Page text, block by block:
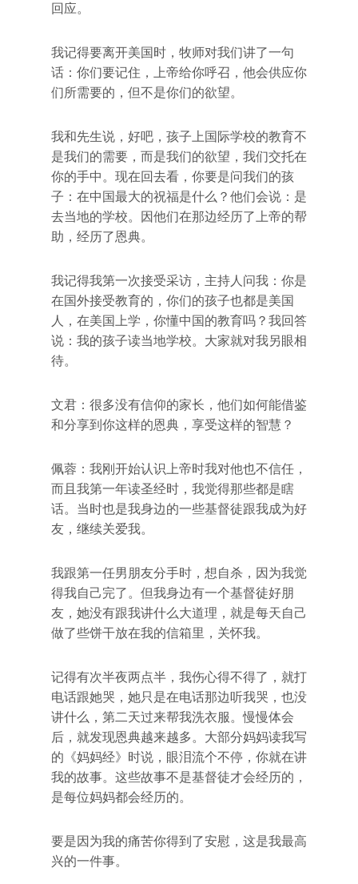
回应。
我记得要离开美国时，牧师对我们讲了一句
话：你们要记住，上帝给你呼召，他会供应你
们所需要的，但不是你们的欲望。
我和先生说，好吧，孩子上国际学校的教育不
是我们的需要，而是我们的欲望，我们交托在
你的手中。现在回去看，你要是问我们的孩
子：在中国最大的祝福是什么？他们会说：是
去当地的学校。因他们在那边经历了上帝的帮
助，经历了恩典。
我记得我第一次接受采访，主持人问我：你是
在国外接受教育的，你们的孩子也都是美国
人，在美国上学，你懂中国的教育吗？我回答
说：我的孩子读当地学校。大家就对我另眼相
待。
文君：很多没有信仰的家长，他们如何能借鉴
和分享到你这样的恩典，享受这样的智慧？
佩蓉：我刚开始认识上帝时我对他也不信任，
而且我第一年读圣经时，我觉得那些都是瞎
话。当时也是我身边的一些基督徒跟我成为好
友，继续关爱我。
我跟第一任男朋友分手时，想自杀，因为我觉
得我自己完了。但我身边有一个基督徒好朋
友，她没有跟我讲什么大道理，就是每天自己
做了些饼干放在我的信箱里，关怀我。
记得有次半夜两点半，我伤心得不得了，就打
电话跟她哭，她只是在电话那边听我哭，也没
讲什么，第二天过来帮我洗衣服。慢慢体会
后，就发现恩典越来越多。大部分妈妈读我写
的《妈妈经》时说，眼泪流个不停，你就在讲
我的故事。这些故事不是基督徒才会经历的，
是每位妈妈都会经历的。
要是因为我的痛苦你得到了安慰，这是我最高
兴的一件事。